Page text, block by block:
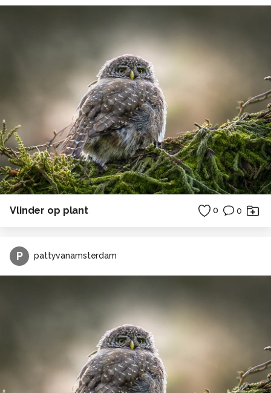
Vlinder op plant 0 0
P pattyvanamsterdam